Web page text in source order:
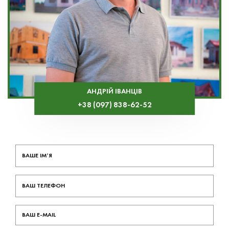
АНДРІЙ ІВАНЦІВ
+38 (097) 838-62-52